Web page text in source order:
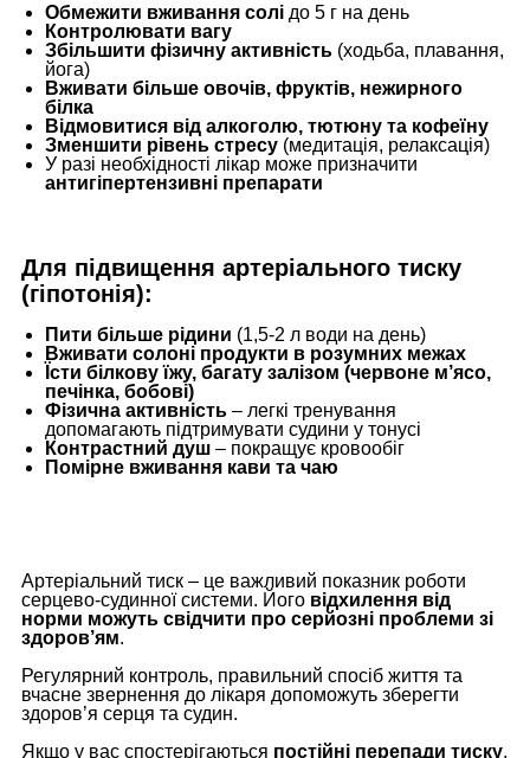
Обмежити вживання солі до 5 г на день
Контролювати вагу
Збільшити фізичну активність (ходьба, плавання,
йога)
Вживати більше овочів, фруктів, нежирного
білка
Відмовитися від алкоголю, тютюну та кофеїну
Зменшити рівень стресу (медитація, релаксація)
У разі необхідності лікар може призначити
антигіпертензивні препарати
Для підвищення артеріального тиску
(гіпотонія):
Пити більше рідини (1,5-2 л води на день)
Вживати солоні продукти в розумних межах
Їсти білкову їжу, багату залізом (червоне м’ясо,
печінка, бобові)
Фізична активність – легкі тренування
допомагають підтримувати судини у тонусі
Контрастний душ – покращує кровообіг
Помірне вживання кави та чаю
Артеріальний тиск – це важливий показник роботи
серцево-судинної системи. Його відхилення від
норми можуть свідчити про серйозні проблеми зі
здоров’ям.
Регулярний контроль, правильний спосіб життя та
вчасне звернення до лікаря допоможуть зберегти
здоров’я серця та судин.
Якщо у вас спостерігаються постійні перепади тиску,